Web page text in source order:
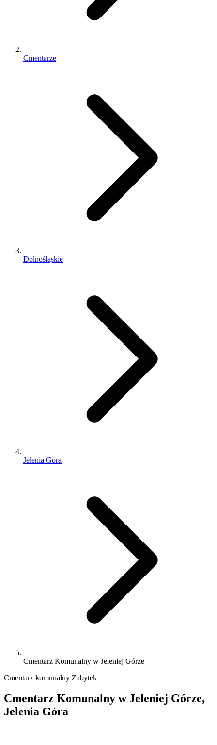
Cmentarze
Dolnośląskie
Jelenia Góra
Cmentarz Komunalny w Jeleniej Górze
Cmentarz komunalny Zabytek
Cmentarz Komunalny w Jeleniej Górze,
Jelenia Góra